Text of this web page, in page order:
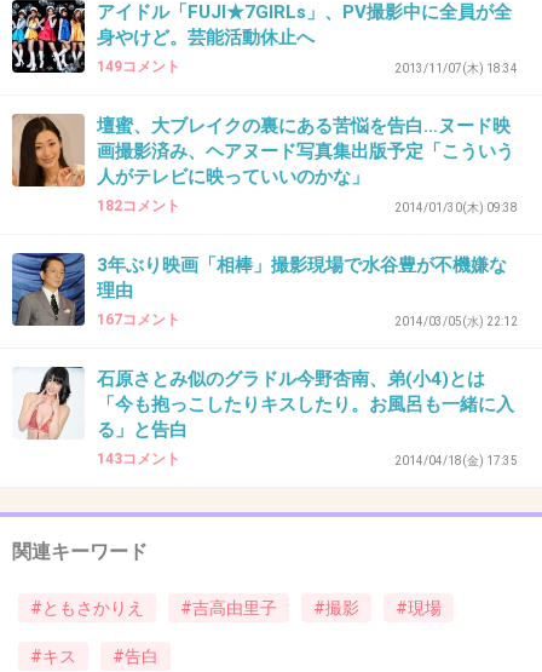
不思議ちゃんと不思議ちゃんが仲良くなると
キスが日常茶飯事になるって話しだと解釈しま
した。
+88 -6
36. 匿名2014/05/07(水) 21:07:36
2人は実家がめっちゃ近い同士。意気投合する
+26
のに残念
アイドル「FUJI★7GIRLs」、PV撮影中に全員が全
身やけど。芸能活動休止へ
149コメント 2013/11/07(木) 18:34
壇蜜、大ブレイクの裏にある苦悩を告白…ヌード映
画撮影済み、ヘアヌード写真集出版予定「こういう
人がテレビに映っていいのかな」
182コメント 2014/01/30(木) 09:38
3年ぶり映画「相棒」撮影現場で水谷豊が不機嫌な
理由
167コメント 2014/03/05(水) 22:12
石原さとみ似のグラドル今野杏南、弟(小4)とは
「今も抱っこしたりキスしたり。お風呂も一緒に入
る」と告白
143コメント 2014/04/18(金) 17:35
関連キーワード
#ともさかりえ #吉高由里子 #撮影 #現場
#キス #告白